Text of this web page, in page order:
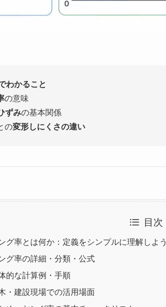
わかること
の意味
ずみの基本関係
の変形しにくさの違い
目次
グ率とは何か：定義をシンプルに理解しよう
グ率の詳細・分類・公式
的な計算例・手順
・建設現場での活用場面